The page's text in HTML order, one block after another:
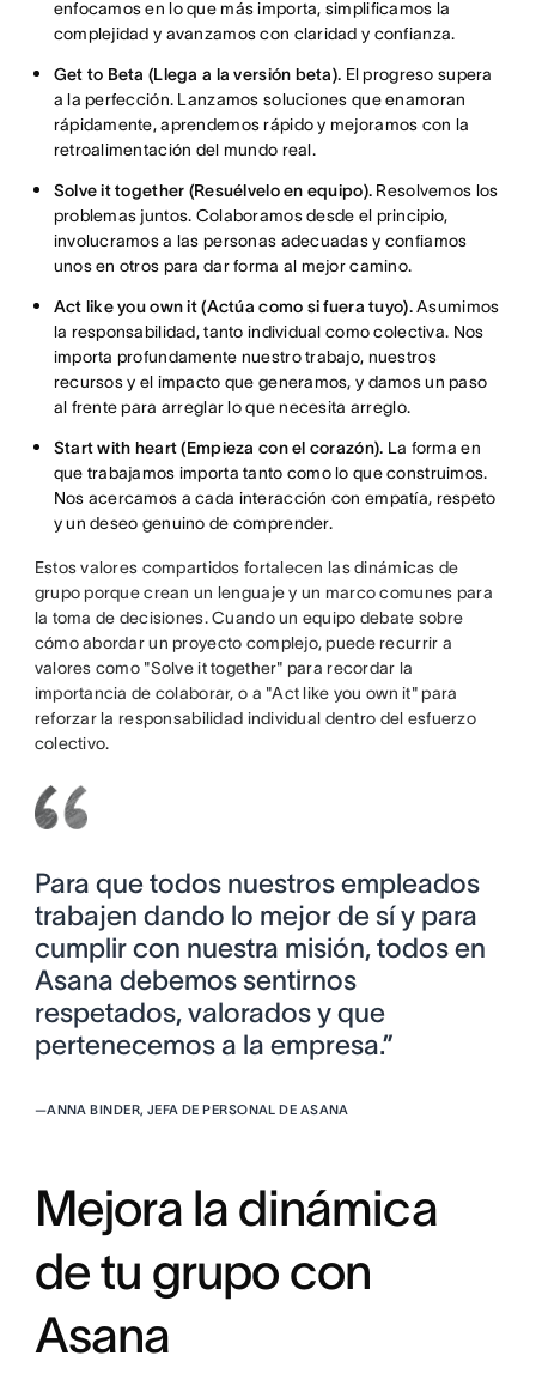
enfocamos en lo que más importa, simplificamos la
complejidad y avanzamos con claridad y confianza.
Get to Beta (Llega a la versión beta). El progreso supera
a la perfección. Lanzamos soluciones que enamoran
rápidamente, aprendemos rápido y mejoramos con la
retroalimentación del mundo real.
Solve it together (Resuélvelo en equipo). Resolvemos los
problemas juntos. Colaboramos desde el principio,
involucramos a las personas adecuadas y confiamos
unos en otros para dar forma al mejor camino.
Act like you own it (Actúa como si fuera tuyo).Asumimos
la responsabilidad, tanto individual como colectiva. Nos
importa profundamente nuestro trabajo, nuestros
recursos y el impacto que generamos, y damos un paso
al frente para arreglar lo que necesita arreglo.
Start with heart (Empieza con el corazón). La forma en
que trabajamos importa tanto como lo que construimos.
Nos acercamos a cada interacción con empatía, respeto
y un deseo genuino de comprender.
Estos valores compartidos fortalecen las dinámicas de
grupo porque crean un lenguaje y un marco comunes para
la toma de decisiones. Cuando un equipo debate sobre
cómo abordar un proyecto complejo, puede recurrir a
valores como "Solve it together" para recordar la
importancia de colaborar, o a "Act like you own it" para
reforzar la responsabilidad individual dentro del esfuerzo
colectivo.
Para que todos nuestros empleados
trabajen dando lo mejor de sí y para
cumplir con nuestra misión, todos en
Asana debemos sentirnos
respetados, valorados y que
pertenecemos a la empresa.”
—ANNA BINDER, JEFA DE PERSONAL DE ASANA
Mejora la dinámica
de tu grupo con
Asana